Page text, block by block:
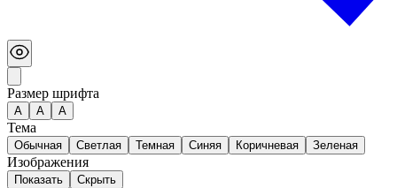
Размер шрифта
А A A
Тема
Обычная Светлая Темная Синяя Коричневая Зеленая
Изображения
Показать Скрыть